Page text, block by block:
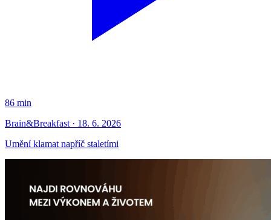
86 min
Brain&Breakfast · 18. 6. 2026
Umění klamat napříč staletími